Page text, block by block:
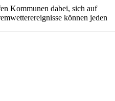
Kommunen dabei, sich auf
können jeden